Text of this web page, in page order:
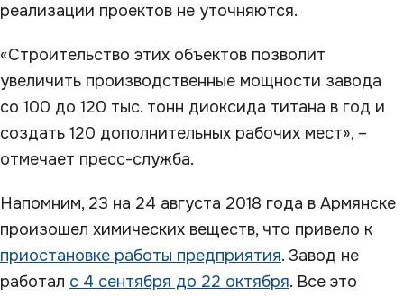
реализации проектов не уточняются.
«Строительство этих объектов позволит
увеличить производственные мощности завода
со 100 до 120 тыс. тонн диоксида титана в год и
создать 120 дополнительных рабочих мест», –
отмечает пресс-служба.
Напомним, 23 на 24 августа 2018 года в Армянске
произошел химических веществ, что привело к
приостановке работы предприятия. Завод не
работал с 4 сентября до 22 октября. Все это